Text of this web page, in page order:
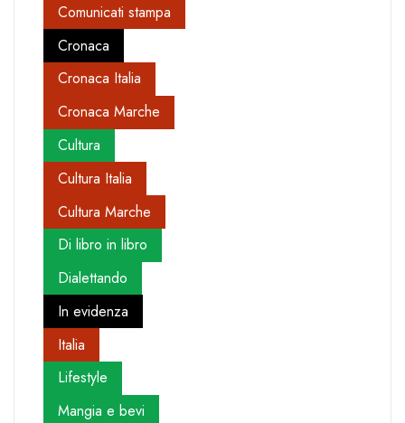
Comunicati stampa
Cronaca
Cronaca Italia
Cronaca Marche
Cultura
Cultura Italia
Cultura Marche
Di libro in libro
Dialettando
In evidenza
Italia
Lifestyle
Mangia e bevi